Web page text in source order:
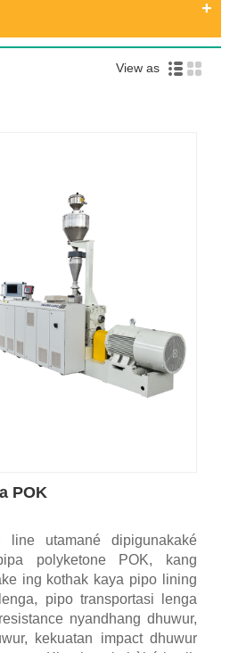
View as
POK
line utamané dipigunakaké
polyketone POK, kang
ing kothak kaya pipo lining
pipo transportasi lenga
nyandhang dhuwur,
kekuatan impact dhuwur